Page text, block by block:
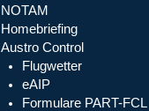
NOTAM
Homebriefing
Austro Control
Flugwetter
eAIP
Formulare PART-FCL